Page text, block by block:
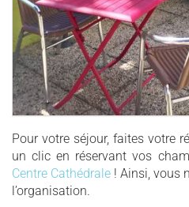
Pour votre séjour, faites votre
un clic en réservant vos
Centre Cathédrale ! Ainsi, vous
l’organisation.